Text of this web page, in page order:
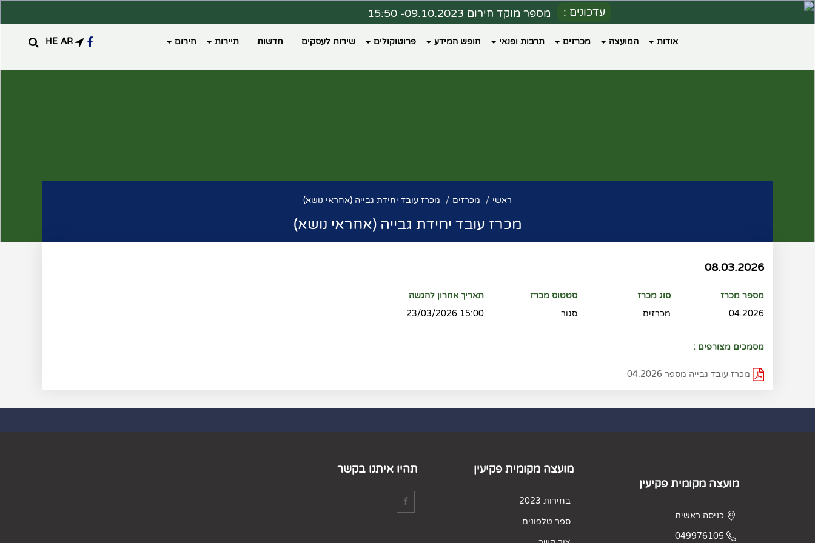
עדכונים :
מספר מוקד חירום 09.10.2023- 15:50
הערכת מצב 09.10.2023 - 16:00
אודות המועצה מכרזים תרבות ופנאי חופש המידע פרוטוקולים שירות לעסקים חדשות תיירות חירום AR
HE
ראשי מכרזים מכרז עובד יחידת גבייה (אחראי נושא)
מכרז עובד יחידת גבייה (אחראי נושא)
08.03.2026
מספר מכרז
04.2026
סוג מכרז
מכרזים
סטטוס מכרז
סגור
תאריך אחרון להגשה
15:00 23/03/2026
מסמכים מצורפים :
מכרז עובד גבייה מספר 04.2026
מועצה מקומית פקיעין
כניסה ראשית
049976105
מועצה מקומית פקיעין
בחירות 2023
ספר טלפונים
תהיו איתנו בקשר